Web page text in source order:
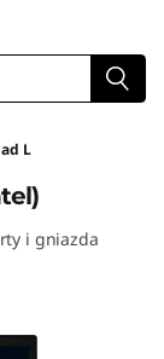
L
i gniazda